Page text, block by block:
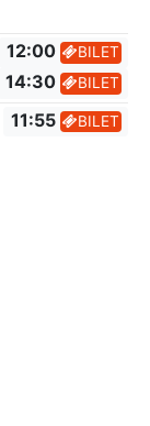
12:00 BILET
14:30 BILET
11:55 BILET